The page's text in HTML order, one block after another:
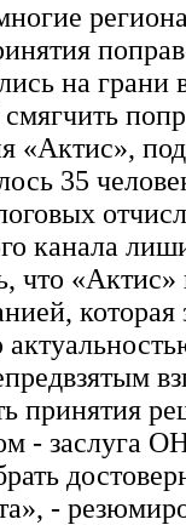
на
«Актис»,
35
канала
что
которая
принятия
- заслуга
-